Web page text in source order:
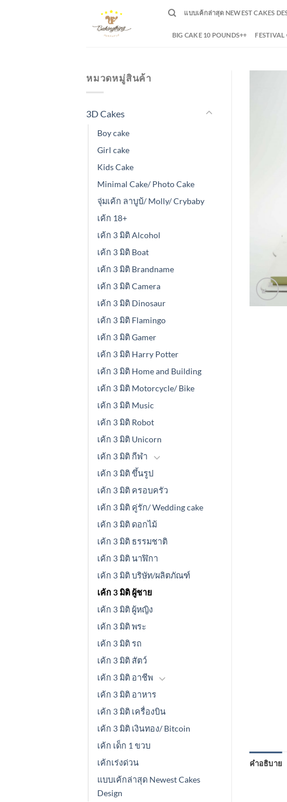
แบบเค้กล่าสุด NEWEST CAKES
BIG CAKE 10 POUNDS++ FESTIVAL
หมวดหมู่สินค้า
3D Cakes
Boy cake
Girl cake
Kids Cake
Minimal Cake/ Photo Cake
จุ่มเค้ก ลาบูบ้/ Molly/ Crybaby
เค้ก 18+
เค้ก 3 มิติ Alcohol
เค้ก 3 มิติ Boat
เค้ก 3 มิติ Brandname
เค้ก 3 มิติ Camera
เค้ก 3 มิติ Dinosaur
เค้ก 3 มิติ Flamingo
เค้ก 3 มิติ Gamer
เค้ก 3 มิติ Harry Potter
เค้ก 3 มิติ Home and Building
เค้ก 3 มิติ Motorcycle/ Bike
เค้ก 3 มิติ Music
เค้ก 3 มิติ Robot
เค้ก 3 มิติ Unicorn
เค้ก 3 มิติ กีฬา
เค้ก 3 มิติ ขึ้นรูป
เค้ก 3 มิติ ครอบครัว
เค้ก 3 มิติ คู่รัก/ Wedding cake
เค้ก 3 มิติ ดอกไม้
เค้ก 3 มิติ ธรรมชาติ
เค้ก 3 มิติ นาฬิกา
เค้ก 3 มิติ บริษัท/ผลิตภัณฑ์
เค้ก 3 มิติ ผู้ชาย
เค้ก 3 มิติ ผู้หญิง
เค้ก 3 มิติ พระ
เค้ก 3 มิติ รถ
เค้ก 3 มิติ สัตว์
เค้ก 3 มิติ อาชีพ
เค้ก 3 มิติ อาหาร
เค้ก 3 มิติ เครื่องบิน
เค้ก 3 มิติ เงินทอง/ Bitcoin
เค้ก เด็ก 1 ขวบ
เค้กเร่งด่วน
แบบเค้กล่าสุด Newest Cakes
Design
คำอธิบาย